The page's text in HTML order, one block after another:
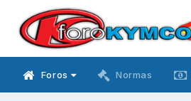
Foros Normas